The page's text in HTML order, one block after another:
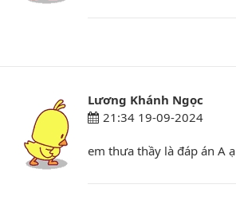
Lương Khánh Ngọc
21:34 19-09-2024
em thưa thầy là đáp án A ạ